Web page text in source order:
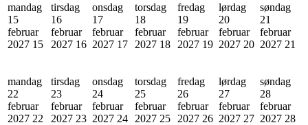
mandag
15
februar
2027 15
tirsdag
16
februar
2027 16
onsdag
17
februar
2027 17
torsdag
18
februar
2027 18
fredag
19
februar
2027 19
lørdag
20
februar
2027 20
søndag
21
februar
2027 21
mandag
22
februar
2027 22
tirsdag
23
februar
2027 23
onsdag
24
februar
2027 24
torsdag
25
februar
2027 25
fredag
26
februar
2027 26
lørdag
27
februar
2027 27
søndag
28
februar
2027 28